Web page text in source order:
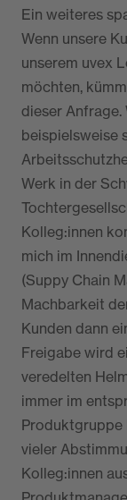
Ein weiteres
Wenn unsere
unserem uvex
möchten,
dieser Anfrage.
beispielsweise
Werk in der
Kolleg:innen
mich im
(Suppy Chain
Machbarkeit
Kunden dann
Freigabe wird
veredelten
immer im
Produktgruppe
vieler
Kolleg:innen